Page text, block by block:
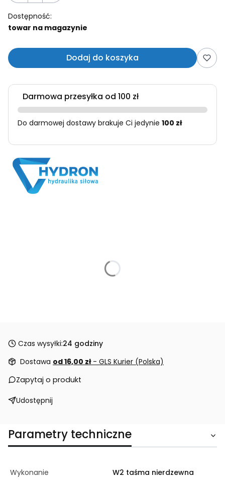
Dostępność:
towar na magazynie
Dodaj do koszyka
Darmowa przesyłka od 100 zł
Do darmowej dostawy brakuje Ci jedynie 100 zł
Czas wysyłki:24 godziny
Dostawa od 16,00 zł - GLS Kurier (Polska)
Zapytaj o produkt
Udostępnij
Parametry techniczne
Wykonanie
W2 taśma nierdzewna